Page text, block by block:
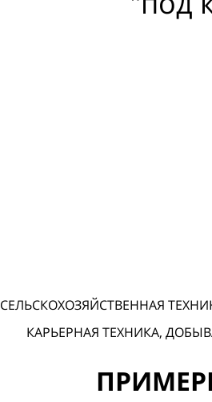
СЕЛЬСКОХОЗЯЙСТВЕННАЯ
КАРЬЕРНАЯ ТЕХНИКА,